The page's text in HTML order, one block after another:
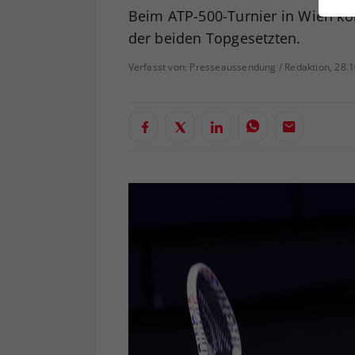
Beim ATP-500-Turnier in Wien
der beiden Topgesetzten.
Verfasst von: Presseaussendung / Redaktion,